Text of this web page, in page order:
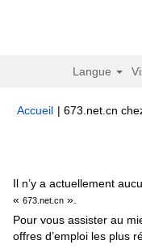
Langue
Accueil | 673.net.cn
Il n’y a actuellement
« 673.net.cn ».
Pour vous assister au
offres d’emploi les plus